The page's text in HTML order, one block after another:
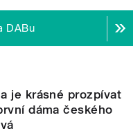
DABu
je krásné prozpívat
dáma českého